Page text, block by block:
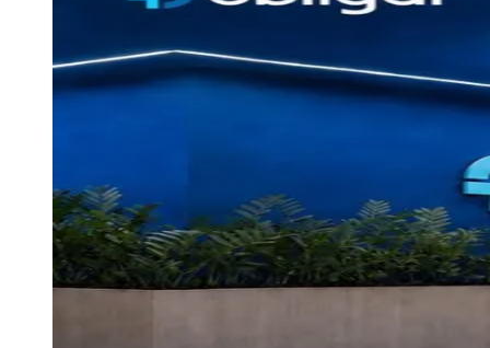
Acompanhar jogos
Resultados das Loterias
Esportes ao Vivo
Clima e Previsão do Tempo
Vagas de Emprego
Portal Pet
Explore Barueri
Obligar monitora R$ 1 bilhão em
dívidas estruturadas
Redação Jornal de Barueri